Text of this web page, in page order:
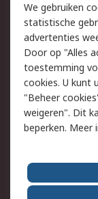
Track & Trace
Wettelijk
Cookiebeleid
Privacybeleid
Algemene
Over RS
RS Group
We gebruiken
statistische
advertenties
Door op "Alles
toestemming
cookies. U kunt
"Beheer
weigeren". Dit
beperken. Meer